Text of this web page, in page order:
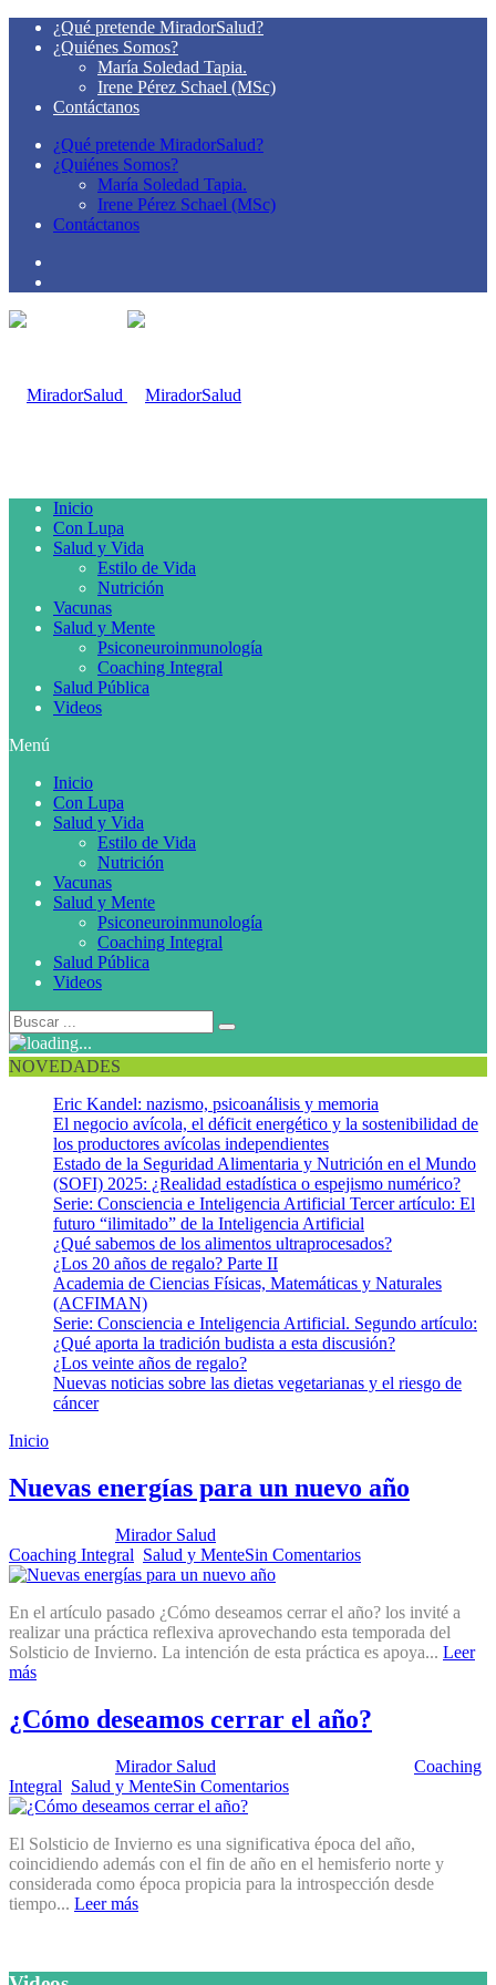
¿Qué pretende MiradorSalud?
¿Quiénes Somos?
María Soledad Tapia.
Irene Pérez Schael (MSc)
Contáctanos
¿Qué pretende MiradorSalud?
¿Quiénes Somos?
María Soledad Tapia.
Irene Pérez Schael (MSc)
Contáctanos
Inicio
Con Lupa
Salud y Vida
Estilo de Vida
Nutrición
Vacunas
Salud y Mente
Psiconeuroinmunología
Coaching Integral
Salud Pública
Videos
Menú
Inicio
Con Lupa
Salud y Vida
Estilo de Vida
Nutrición
Vacunas
Salud y Mente
Psiconeuroinmunología
Coaching Integral
Salud Pública
Videos
NOVEDADES
Eric Kandel: nazismo, psicoanálisis y memoria
El negocio avícola, el déficit energético y la sostenibilidad de
los productores avícolas independientes
Estado de la Seguridad Alimentaria y Nutrición en el Mundo
(SOFI) 2025: ¿Realidad estadística o espejismo numérico?
Serie: Consciencia e Inteligencia Artificial Tercer artículo: El
futuro “ilimitado” de la Inteligencia Artificial
¿Qué sabemos de los alimentos ultraprocesados?
¿Los 20 años de regalo? Parte II
Academia de Ciencias Físicas, Matemáticas y Naturales
(ACFIMAN)
Serie: Consciencia e Inteligencia Artificial. Segundo artículo:
¿Qué aporta la tradición budista a esta discusión?
¿Los veinte años de regalo?
Nuevas noticias sobre las dietas vegetarianas y el riesgo de
cáncer
Inicio
Nuevas energías para un nuevo año
Mirador Salud
Coaching Integral Salud y MenteSin Comentarios
En el artículo pasado ¿Cómo deseamos cerrar el año? los invité a
realizar una práctica reflexiva aprovechando esta temporada del
Solsticio de Invierno. La intención de esta práctica es apoya... Leer
más
¿Cómo deseamos cerrar el año?
Mirador Salud
Coaching
Integral Salud y MenteSin Comentarios
El Solsticio de Invierno es una significativa época del año,
coincidiendo además con el fin de año en el hemisferio norte y
considerada como época propicia para la introspección desde
tiempo... Leer más